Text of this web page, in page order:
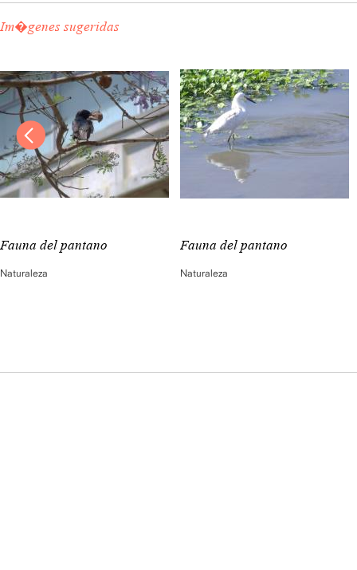
Im�genes sugeridas
Fauna del pantano
Naturaleza
Fauna del pantano
Naturaleza